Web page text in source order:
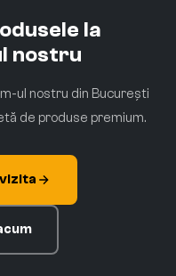
la
nostru
ul nostru din București
de produse premium.